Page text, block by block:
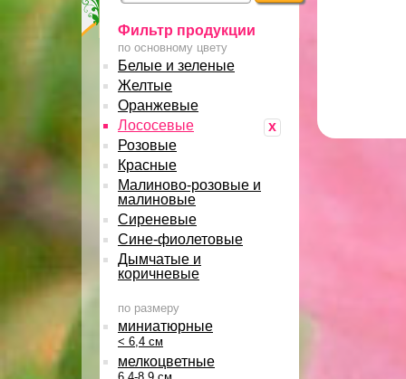
Фильтр продукции
по основному цвету
Белые и зеленые
Желтые
Оранжевые
x
Лососевые
Розовые
Красные
Малиново-розовые и
малиновые
Сиреневые
Сине-фиолетовые
Дымчатые и
коричневые
по размеру
миниатюрные
< 6,4 см
мелкоцветные